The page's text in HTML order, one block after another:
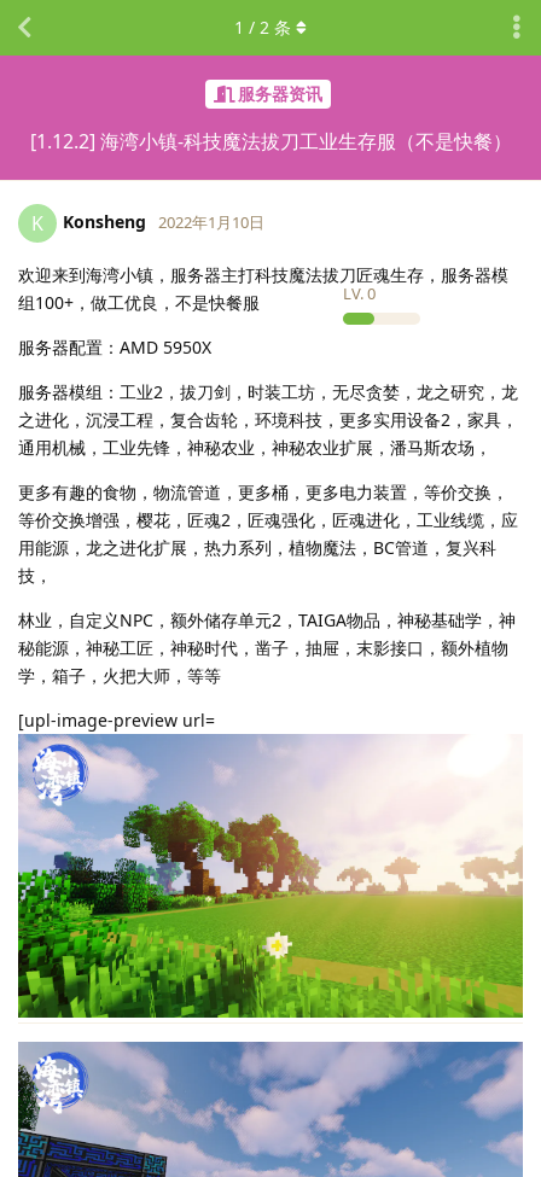
服务器资讯
[1.12.2] 海湾小镇-科技魔法拔刀工业生存服（不是快餐）
1 / 2 条
K Konsheng
LV.0
2022年1月10日
欢迎来到海湾小镇，服务器主打科技魔法拔刀匠魂生存，服务器模
组100+，做工优良，不是快餐服
服务器配置：AMD 5950X
服务器模组：工业2，拔刀剑，时装工坊，无尽贪婪，龙之研究，龙
之进化，沉浸工程，复合齿轮，环境科技，更多实用设备2，家具，
通用机械，工业先锋，神秘农业，神秘农业扩展，潘马斯农场，
更多有趣的食物，物流管道，更多桶，更多电力装置，等价交换，
等价交换增强，樱花，匠魂2，匠魂强化，匠魂进化，工业线缆，应
用能源，龙之进化扩展，热力系列，植物魔法，BC管道，复兴科
技，
林业，自定义NPC，额外储存单元2，TAIGA物品，神秘基础学，神
秘能源，神秘工匠，神秘时代，凿子，抽屉，末影接口，额外植物
学，箱子，火把大师，等等
[upl-image-preview url=